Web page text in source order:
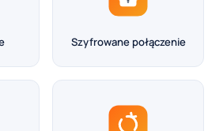
Szyfrowane połączenie